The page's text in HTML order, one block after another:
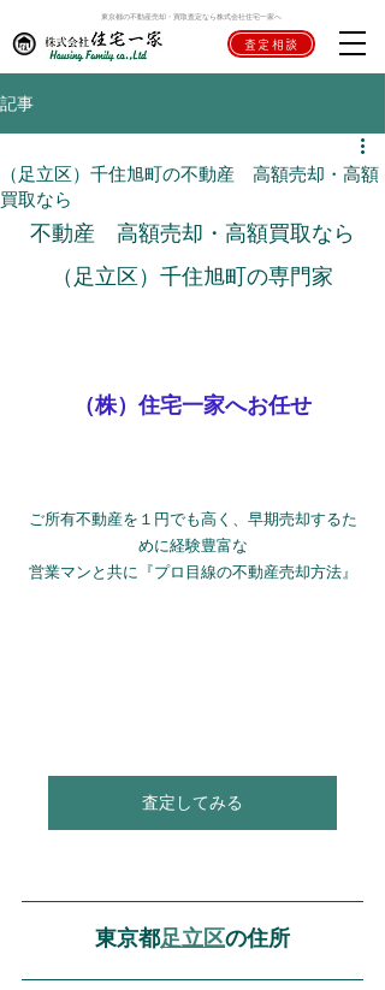
東京都の不動産売却・買取査定なら株式会社住宅一家へ
査定相談
記事
（足立区）千住旭町の不動産 高額売却・高額
買取なら
不動産　高額売却・高額買取なら
（足立区）千住旭町の専門家
（株）住宅一家へお任せ
ご所有不動産を１円でも高く、早期売却するた
めに経験豊富な
営業マンと共に『プロ目線の不動産売却方法』
査定してみる
東京都足立区の住所